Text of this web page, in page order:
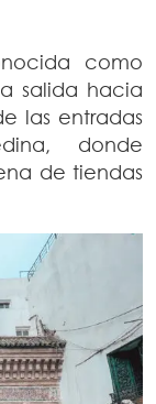
como
salida hacia
las entradas
donde
de tiendas